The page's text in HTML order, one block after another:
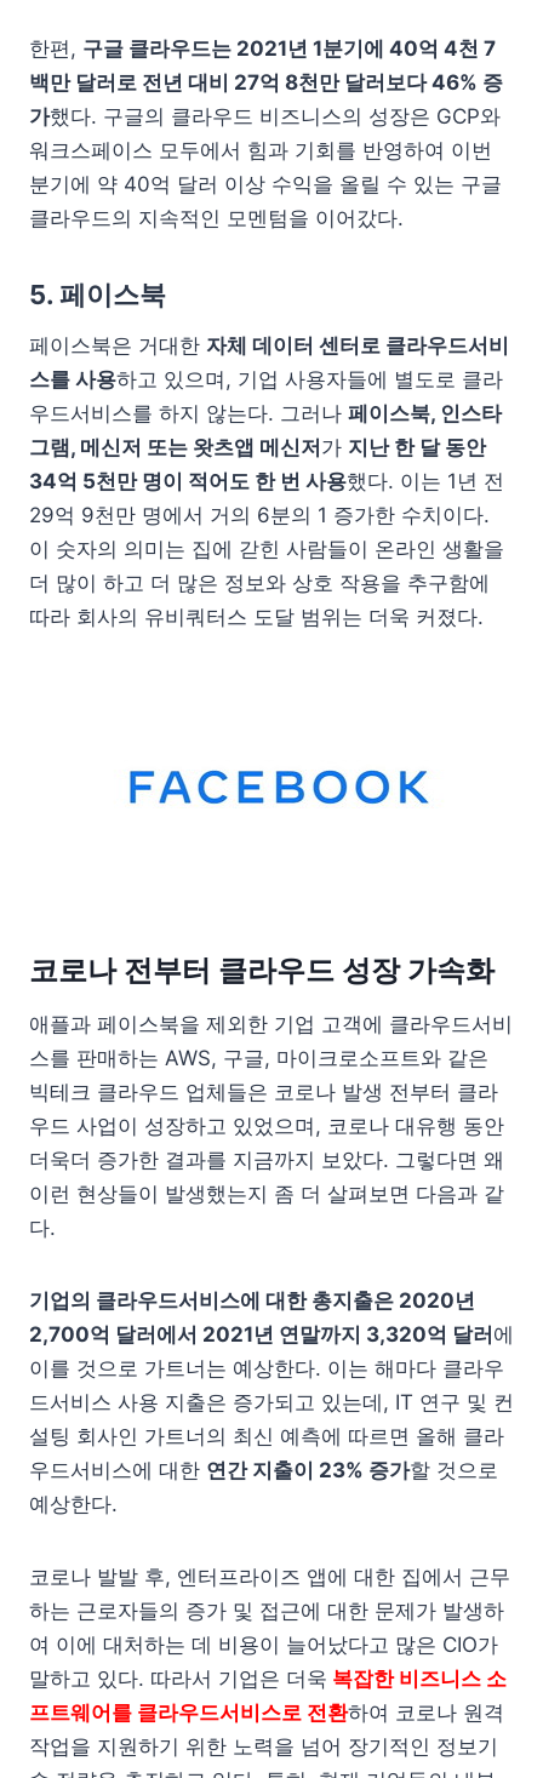
한편, 구글 클라우드는 2021년 1분기에 40억 4천 7
백만 달러로 전년 대비 27억 8천만 달러보다 46% 증
가했다. 구글의 클라우드 비즈니스의 성장은 GCP와
워크스페이스 모두에서 힘과 기회를 반영하여 이번
분기에 약 40억 달러 이상 수익을 올릴 수 있는 구글
클라우드의 지속적인 모멘텀을 이어갔다.
5. 페이스북
페이스북은 거대한 자체 데이터 센터로 클라우드서비
스를 사용하고 있으며, 기업 사용자들에 별도로 클라
우드서비스를 하지 않는다. 그러나 페이스북, 인스타
그램, 메신저 또는 왓츠앱 메신저 가 지난 한 달 동안
34억 5천만 명이 적어도 한 번 사용했다. 이는 1년 전
29억 9천만 명에서 거의 6분의 1 증가한 수치이다.
이 숫자의 의미는 집에 갇힌 사람들이 온라인 생활을
더 많이 하고 더 많은 정보와 상호 작용을 추구함에
따라 회사의 유비쿼터스 도달 범위는 더욱 커졌다.
코로나 전부터 클라우드 성장 가속화
애플과 페이스북을 제외한 기업 고객에 클라우드서비
스를 판매하는 AWS, 구글, 마이크로소프트와 같은
빅테크 클라우드 업체들은 코로나 발생 전부터 클라
우드 사업이 성장하고 있었으며, 코로나 대유행 동안
더욱더 증가한 결과를 지금까지 보았다. 그렇다면 왜
이런 현상들이 발생했는지 좀 더 살펴보면 다음과 같
다.
기업의 클라우드서비스에 대한 총지출은 2020년
2,700억 달러에서 2021년 연말까지 3,320억 달러 에
이를 것으로 가트너는 예상한다. 이는 해마다 클라우
드서비스 사용 지출은 증가되고 있는데, IT 연구 및 컨
설팅 회사인 가트너의 최신 예측에 따르면 올해 클라
우드서비스에 대한 연간 지출이 23% 증가할 것으로
예상한다.
코로나 발발 후, 엔터프라이즈 앱에 대한 집에서 근무
하는 근로자들의 증가 및 접근에 대한 문제가 발생하
여 이에 대처하는 데 비용이 늘어났다고 많은 CIO가
말하고 있다. 따라서 기업은 더욱 복잡한 비즈니스 소
프트웨어를 클라우드서비스로 전환하여 코로나 원격
작업을 지원하기 위한 노력을 넘어 장기적인 정보기